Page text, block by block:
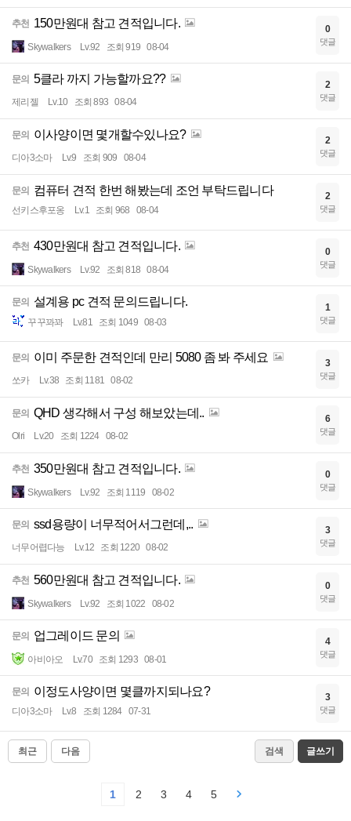
추천 150만원대 참고 견적입니다.
Skywalkers Lv.92 조회 919 08-04
0
댓글
문의 5클라 까지 가능할까요??
제리젤 Lv.10 조회 893 08-04
2
댓글
문의 이사양이면 몇개할수있나요?
디아3소마 Lv.9 조회 909 08-04
2
댓글
문의 컴퓨터 견적 한번 해봤는데 조언 부탁드립니다
선키스후포옹 Lv.1 조회 968 08-04
2
댓글
추천 430만원대 참고 견적입니다.
Skywalkers Lv.92 조회 818 08-04
0
댓글
문의 설계용 pc 견적 문의드립니다.
꾸꾸꽈꽈 Lv.81 조회 1049 08-03
1
댓글
문의 이미 주문한 견적인데 만리 5080 좀 봐 주세요
쏘카 Lv.38 조회 1181 08-02
3
댓글
문의 QHD 생각해서 구성 해보았는데..
Olri Lv.20 조회 1224 08-02
6
댓글
추천 350만원대 참고 견적입니다.
Skywalkers Lv.92 조회 1119 08-02
0
댓글
문의 ssd용량이 너무적어서그런데,..
너무어렵다능 Lv.12 조회 1220 08-02
3
댓글
추천 560만원대 참고 견적입니다.
Skywalkers Lv.92 조회 1022 08-02
0
댓글
문의 업그레이드 문의
아비아오 Lv.70 조회 1293 08-01
4
댓글
문의 이정도사양이면 몇클까지되나요?
디아3소마 Lv.8 조회 1284 07-31
3
댓글
최근 다음 검색 글쓰기
1 2 3 4 5